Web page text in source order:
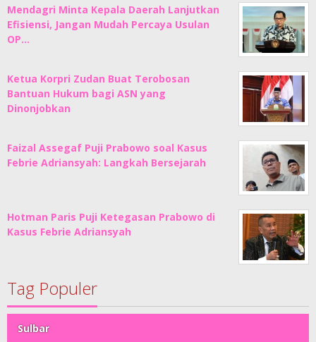
Mendagri Minta Kepala Daerah Lanjutkan
Efisiensi, Jangan Mudah Percaya Usulan
OP…
Ketua Korpri Zudan Buat Terobosan
Bantuan Hukum bagi ASN yang
Dinonjobkan
Faizal Assegaf Puji Prabowo soal Kasus
Febrie Adriansyah: Langkah Bersejarah
Hotman Paris Puji Ketegasan Prabowo di
Kasus Febrie Adriansyah
Tag Populer
Sulbar